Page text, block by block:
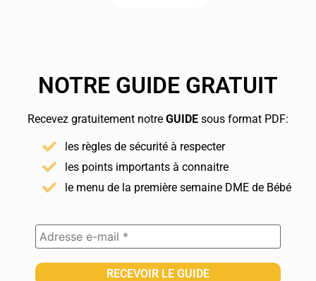
NOTRE GUIDE GRATUIT
Recevez gratuitement notre GUIDE sous format PDF:
les règles de sécurité à respecter
les points importants à connaitre
le menu de la première semaine DME de Bébé